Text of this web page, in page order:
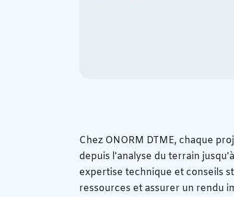
Chez ONORM DTME, chaque
depuis l'analyse du terrain
expertise technique et conseils
ressources et assurer un rendu